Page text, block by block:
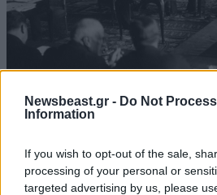
Newsbeast.gr - Do Not
Information
If you wish to opt-out of the sale,
processing of your personal or
targeted advertising by us, please
για λίγο το όνειρο «των δύο
πέντε θαλασσών»